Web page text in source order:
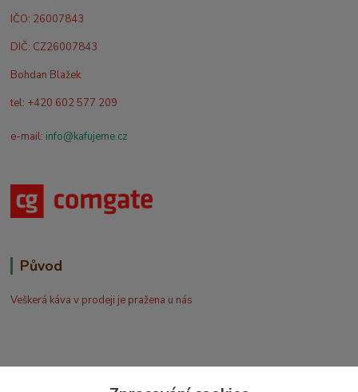
IČO: 26007843
DIČ: CZ26007843
Bohdan Blažek
tel: +420 602 577 209
e-mail: info@kafujeme.cz
Původ
Veškerá káva v prodeji je pražena u nás